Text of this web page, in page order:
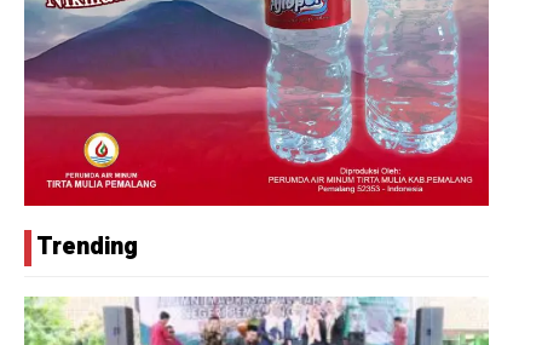
Trending